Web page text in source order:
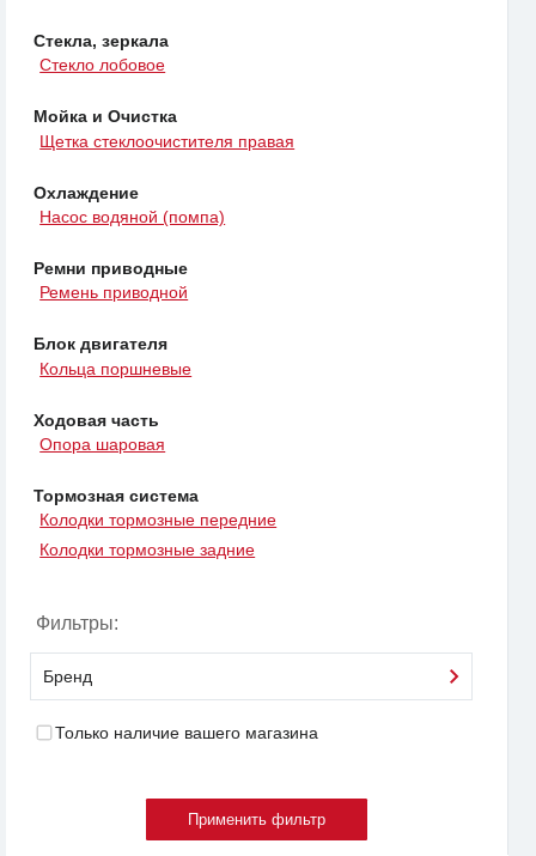
Стекла, зеркала
Стекло лобовое
Мойка и Очистка
Щетка стеклоочистителя правая
Охлаждение
Насос водяной (помпа)
Ремни приводные
Ремень приводной
Блок двигателя
Кольца поршневые
Ходовая часть
Опора шаровая
Тормозная система
Колодки тормозные передние
Колодки тормозные задние
Фильтры:
Бренд
Только наличие вашего магазина